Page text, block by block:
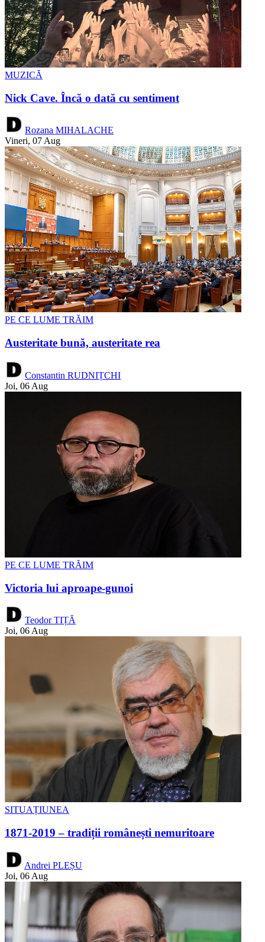
MUZICĂ
Nick Cave. Încă o dată cu sentiment
Rozana MIHALACHE
Vineri, 07 Aug
PE CE LUME TRĂIM
Austeritate bună, austeritate rea
Constantin RUDNIȚCHI
Joi, 06 Aug
PE CE LUME TRĂIM
Victoria lui aproape-gunoi
Teodor TIȚĂ
Joi, 06 Aug
SITUAȚIUNEA
1871-2019 – tradiții românești nemuritoare
Andrei PLEȘU
Joi, 06 Aug